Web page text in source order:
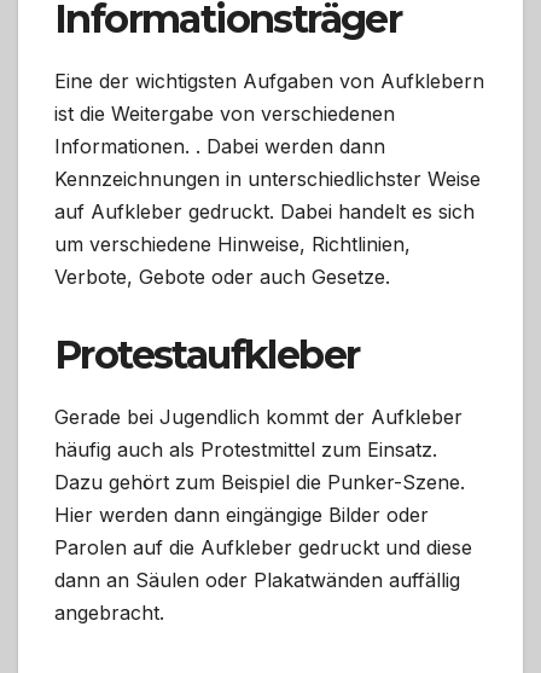
Informationsträger
Eine der wichtigsten Aufgaben von Aufklebern
ist die Weitergabe von verschiedenen
Informationen. . Dabei werden dann
Kennzeichnungen in unterschiedlichster Weise
auf Aufkleber gedruckt. Dabei handelt es sich
um verschiedene Hinweise, Richtlinien,
Verbote, Gebote oder auch Gesetze.
Protestaufkleber
Gerade bei Jugendlich kommt der Aufkleber
häufig auch als Protestmittel zum Einsatz.
Dazu gehört zum Beispiel die Punker-Szene.
Hier werden dann eingängige Bilder oder
Parolen auf die Aufkleber gedruckt und diese
dann an Säulen oder Plakatwänden auffällig
angebracht.